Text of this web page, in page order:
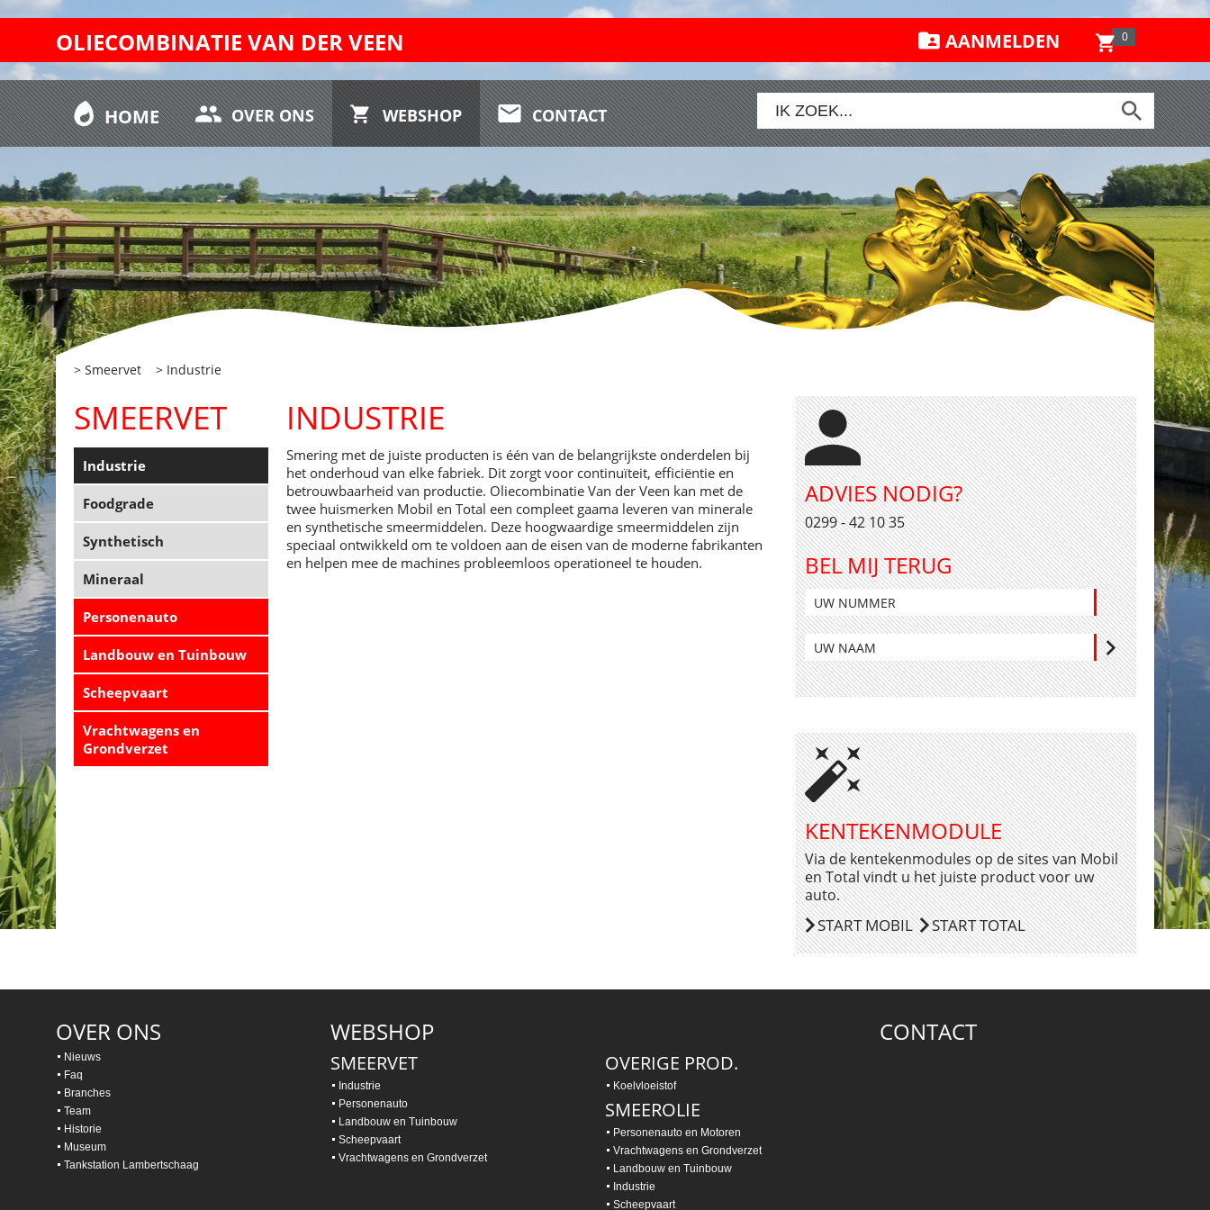
OLIECOMBINATIE VAN DER VEEN 0
AANMELDEN
HOME OVER ONS WEBSHOP CONTACT
> Smeervet > Industrie
SMEERVET
Industrie
Foodgrade
Synthetisch
Mineraal
Personenauto
Landbouw en Tuinbouw
Scheepvaart
Vrachtwagens en
Grondverzet
INDUSTRIE
Smering met de juiste producten is één van de belangrijkste onderdelen bij
het onderhoud van elke fabriek. Dit zorgt voor continuïteit, efficiëntie en
betrouwbaarheid van productie. Oliecombinatie Van der Veen kan met de
twee huismerken Mobil en Total een compleet gaama leveren van minerale
en synthetische smeermiddelen. Deze hoogwaardige smeermiddelen zijn
speciaal ontwikkeld om te voldoen aan de eisen van de moderne fabrikanten
en helpen mee de machines probleemloos operationeel te houden.
ADVIES NODIG?
0299 - 42 10 35
BEL MIJ TERUG
KENTEKENMODULE
Via de kentekenmodules op de sites van Mobil
en Total vindt u het juiste product voor uw
auto.
START MOBIL START TOTAL
OVER ONS
Nieuws
Faq
Branches
Team
Historie
Museum
Tankstation Lambertschaag
WEBSHOP
SMEERVET
Industrie
Personenauto
Landbouw en Tuinbouw
Scheepvaart
Vrachtwagens en Grondverzet
OVERIGE PROD.
Koelvloeistof
SMEEROLIE
Personenauto en Motoren
Vrachtwagens en Grondverzet
Landbouw en Tuinbouw
Industrie
Scheepvaart
CONTACT